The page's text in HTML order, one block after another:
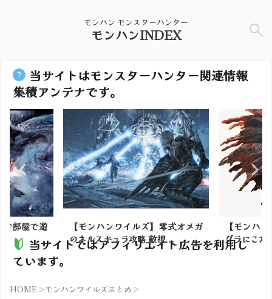
モンハン モンスターハンター
モンハンINDEX
当サイトはモンスターハンター関連情報
集積アンテナです。
部屋で遊
【モンハンワイルズ】零式オメガ
のネルスキュラ攻略 敵視...
【モンハ
グラにこだ
当サイトではアフィリエイト広告を利用し
ています。
HOME >モンハンワイルズまとめ >